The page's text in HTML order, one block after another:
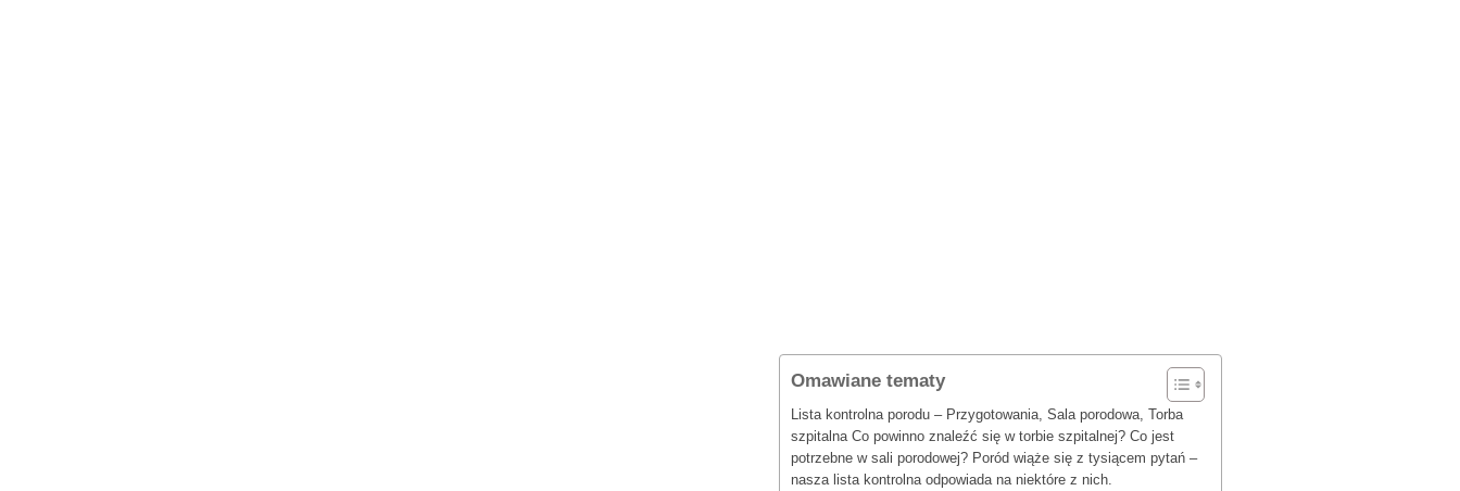
Omawiane tematy
Lista kontrolna porodu – Przygotowania, Sala porodowa, Torba
szpitalna Co powinno znaleźć się w torbie szpitalnej? Co jest
potrzebne w sali porodowej? Poród wiąże się z tysiącem pytań –
nasza lista kontrolna odpowiada na niektóre z nich.